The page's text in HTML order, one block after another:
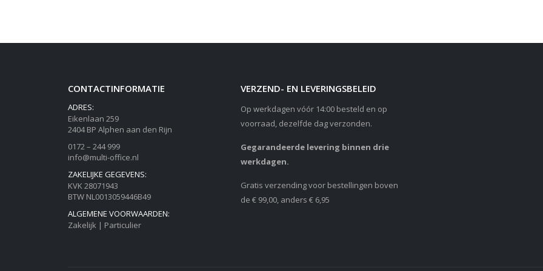
CONTACTINFORMATIE
ADRES:
Eikenlaan 259
2404 BP Alphen aan den Rijn
0172 – 244 999
info@multi-office.nl
ZAKELIJKE GEGEVENS:
KVK 28071943
BTW NL0013059446B49
ALGEMENE VOORWAARDEN:
Zakelijk | Particulier
VERZEND- EN LEVERINGSBELEID
Op werkdagen vóór 14:00 besteld en op
voorraad, dezelfde dag verzonden.
Gegarandeerde levering binnen drie
werkdagen.
Gratis verzending voor bestellingen boven
de € 99,00, anders € 6,95